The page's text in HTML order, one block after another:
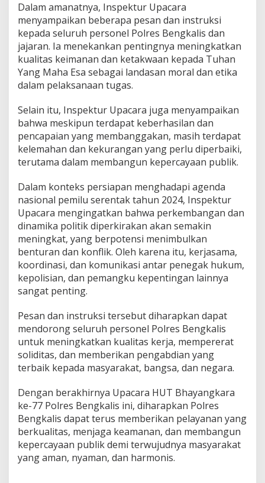
s
d
a
n
F
o
r
k
o
p
i
n
d
Dalam amanatnya, Inspektur Upacara
menyampaikan beberapa pesan dan instruksi
kepada seluruh personel Polres Bengkalis dan
jajaran. Ia menekankan pentingnya meningkatkan
kualitas keimanan dan ketakwaan kepada Tuhan
Yang Maha Esa sebagai landasan moral dan etika
dalam pelaksanaan tugas.
Selain itu, Inspektur Upacara juga menyampaikan
bahwa meskipun terdapat keberhasilan dan
pencapaian yang membanggakan, masih terdapat
kelemahan dan kekurangan yang perlu diperbaiki,
terutama dalam membangun kepercayaan publik.
Dalam konteks persiapan menghadapi agenda
nasional pemilu serentak tahun 2024, Inspektur
Upacara mengingatkan bahwa perkembangan dan
dinamika politik diperkirakan akan semakin
meningkat, yang berpotensi menimbulkan
benturan dan konflik. Oleh karena itu, kerjasama,
koordinasi, dan komunikasi antar penegak hukum,
kepolisian, dan pemangku kepentingan lainnya
sangat penting.
Pesan dan instruksi tersebut diharapkan dapat
mendorong seluruh personel Polres Bengkalis
untuk meningkatkan kualitas kerja, mempererat
soliditas, dan memberikan pengabdian yang
terbaik kepada masyarakat, bangsa, dan negara.
Dengan berakhirnya Upacara HUT Bhayangkara
ke-77 Polres Bengkalis ini, diharapkan Polres
Bengkalis dapat terus memberikan pelayanan yang
berkualitas, menjaga keamanan, dan membangun
kepercayaan publik demi terwujudnya masyarakat
yang aman, nyaman, dan harmonis.